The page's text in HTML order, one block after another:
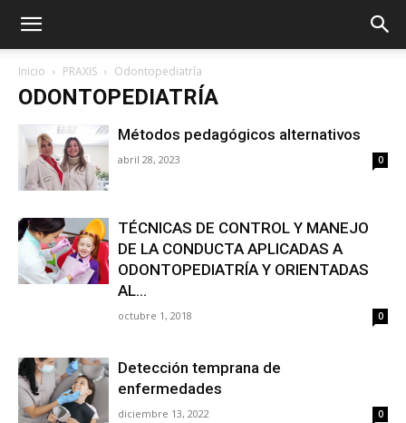
Inicio PRAXIS Odontopediatría
ODONTOPEDIATRÍA
Métodos pedagógicos alternativos
abril 28, 2023 0
TÉCNICAS DE CONTROL Y MANEJO
DE LA CONDUCTA APLICADAS A
ODONTOPEDIATRÍA Y ORIENTADAS
AL...
octubre 1, 2018 0
Detección temprana de
enfermedades
diciembre 13, 2022 0